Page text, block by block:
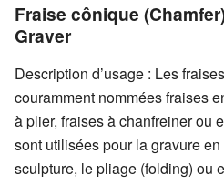
Fraise cônique
Graver
Description d’usage : Les
couramment nommées fraises
à plier, fraises à chanfreiner ou
sont utilisées pour la gravure en
sculpture, le pliage (folding) ou